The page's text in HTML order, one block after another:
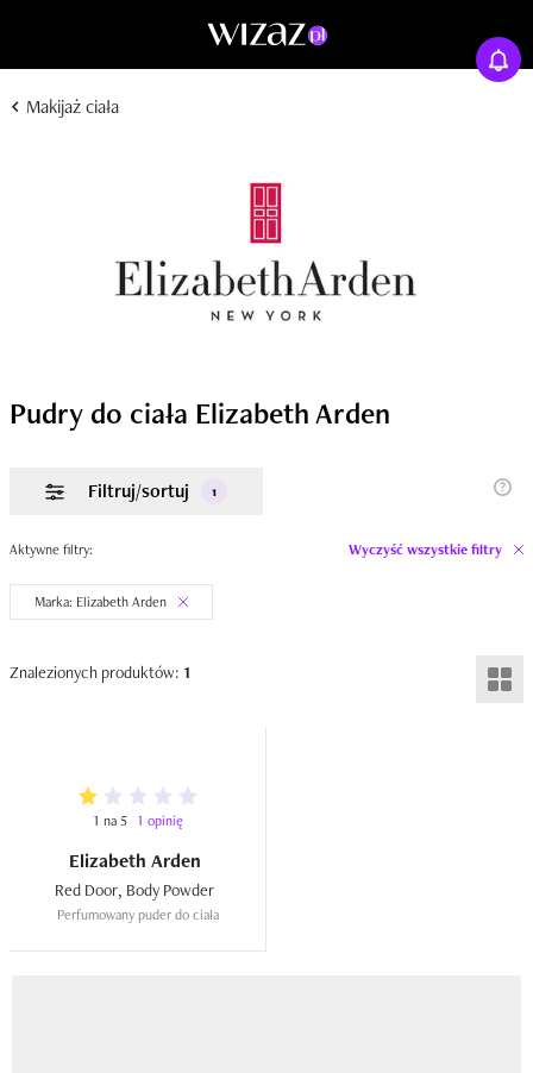
Makijaż ciała
Pudry do ciała Elizabeth Arden
Filtruj/sortuj 1
Aktywne filtry: Wyczyść wszystkie filtry
Marka: Elizabeth Arden
Znalezionych produktów: 1
1 na 5 1 opinię
Elizabeth Arden
Perfumowany puder do ciała